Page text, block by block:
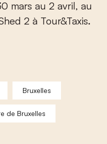
mars au 2 avril, au
2 à Tour&Taxis.
Bruxelles
de Bruxelles